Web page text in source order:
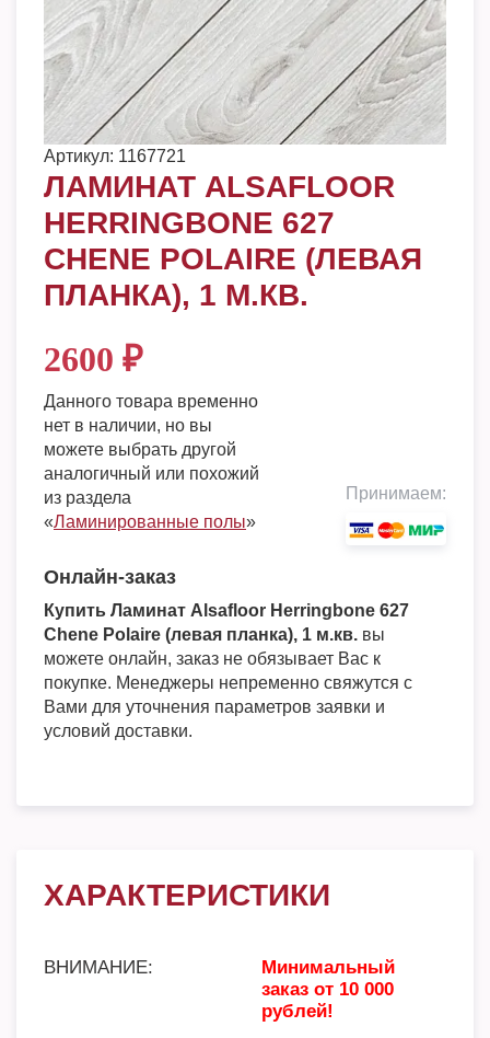
Артикул: 1167721
ЛАМИНАТ ALSAFLOOR
HERRINGBONE 627
CHENE POLAIRE (ЛЕВАЯ
ПЛАНКА), 1 М.КВ.
2600 ₽
Данного товара временно
нет в наличии, но вы
можете выбрать другой
аналогичный или похожий
из раздела
«Ламинированные полы»
Принимаем:
Онлайн-заказ
Купить Ламинат Alsafloor Herringbone 627
Chene Polaire (левая планка), 1 м.кв. вы
можете онлайн, заказ не обязывает Вас к
покупке. Менеджеры непременно свяжутся с
Вами для уточнения параметров заявки и
условий доставки.
ХАРАКТЕРИСТИКИ
ВНИМАНИЕ:
Минимальный
заказ от 10 000
рублей!